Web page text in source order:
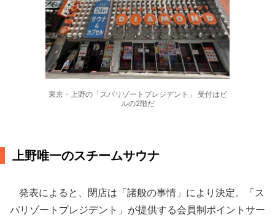
東京・上野の「スパリゾートプレジデント」 受付はビ
ルの2階だ
上野唯一のスチームサウナ
発表によると、閉店は「諸般の事情」により決定。「ス
パリゾートプレジデント」が提供する会員制ポイントサー